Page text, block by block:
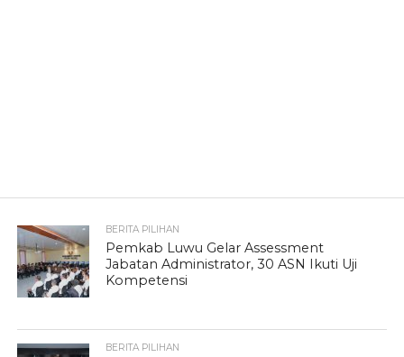
BERITA PILIHAN
Pemkab Luwu Gelar Assessment
Jabatan Administrator, 30 ASN Ikuti Uji
Kompetensi
BERITA PILIHAN